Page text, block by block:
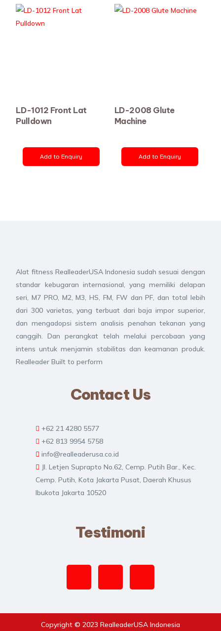
LD-1012 Front Lat
Pulldown
Add to Enquiry
LD-2008 Glute
Machine
Add to Enquiry
Alat fitness RealleaderUSA Indonesia sudah sesuai dengan
standar kebugaran internasional, yang memiliki delapan
seri, M7 PRO, M2, M3, HS, FM, FW dan PF, dan total lebih
dari 300 varietas, yang terbuat dari baja impor superior,
dan mengadopsi sistem analisis penahan tekanan yang
canggih. Dan perangkat telah melalui percobaan yang
intens untuk menjamin stabilitas dan keamanan produk.
Realleader Built to perform
Contact Us
+62 21 4280 5577
+62 813 9954 5758
info@realleaderusa.co.id
Jl. Letjen Suprapto No.62, Cemp. Putih Bar., Kec.
Cemp. Putih, Kota Jakarta Pusat, Daerah Khusus
Ibukota Jakarta 10520
Testimoni
Copyright © 2023 RealleaderUSA Indonesia